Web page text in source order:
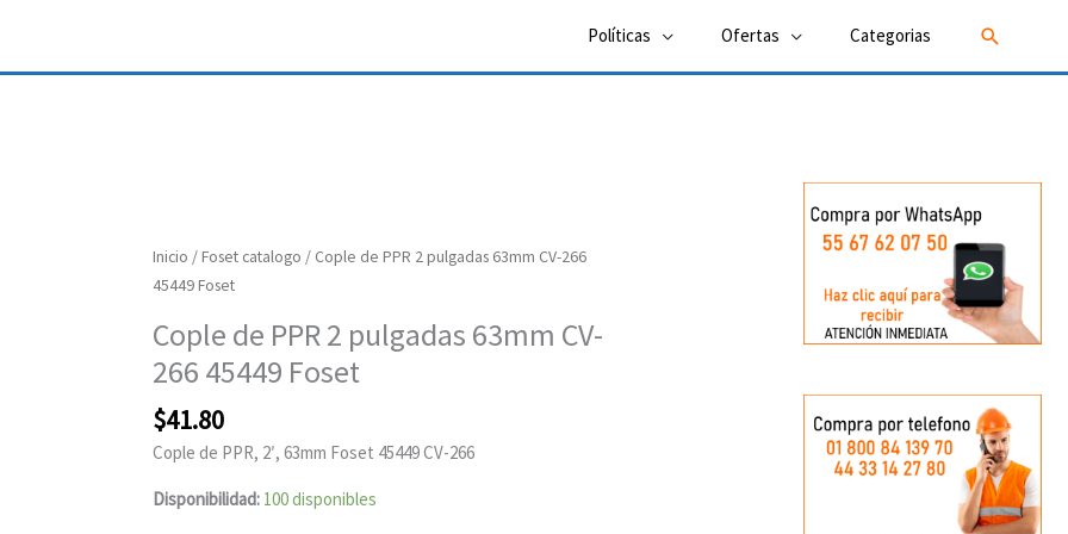
Políticas Ofertas Categorias Buscar
Inicio /Foset catalogo / Cople de PPR 2 pulgadas 63mm CV-266
45449 Foset
Cople de PPR 2 pulgadas 63mm CV-
266 45449 Foset
$41.80
Cople de PPR, 2′, 63mm Foset 45449 CV-266
Disponibilidad: 100 disponibles
Cople
de
2
pulgadas
CV-
266
Foset